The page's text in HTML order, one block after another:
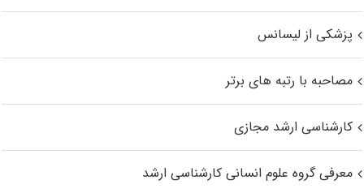
پزشکی از لیسانس
مصاحبه با رتبه های برتر
کارشناسی ارشد مجازی
معرفی گروه علوم انسانی کارشناسی ارشد